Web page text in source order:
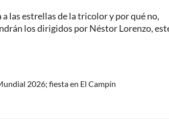
las estrellas de la tricolor y por qué no,
los dirigidos por Néstor Lorenzo,
2026; fiesta en El Campín